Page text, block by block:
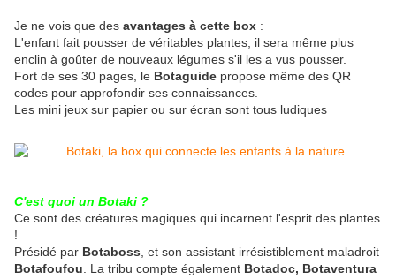
Je ne vois que des avantages à cette box :
L'enfant fait pousser de véritables plantes, il sera même plus
enclin à goûter de nouveaux légumes s'il les a vus pousser.
Fort de ses 30 pages, le Botaguide propose même des QR
codes pour approfondir ses connaissances.
Les mini jeux sur papier ou sur écran sont tous ludiques
C'est quoi un Botaki ?
Ce sont des créatures magiques qui incarnent l'esprit des plantes
!
Présidé par Botaboss , et son assistant irrésistiblement maladroit
Botafoufou . La tribu compte également Botadoc, Botaventura